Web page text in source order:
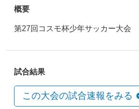
概要
第27回コスモ杯少年サッカー大会
試合結果
この大会の試合速報をみる